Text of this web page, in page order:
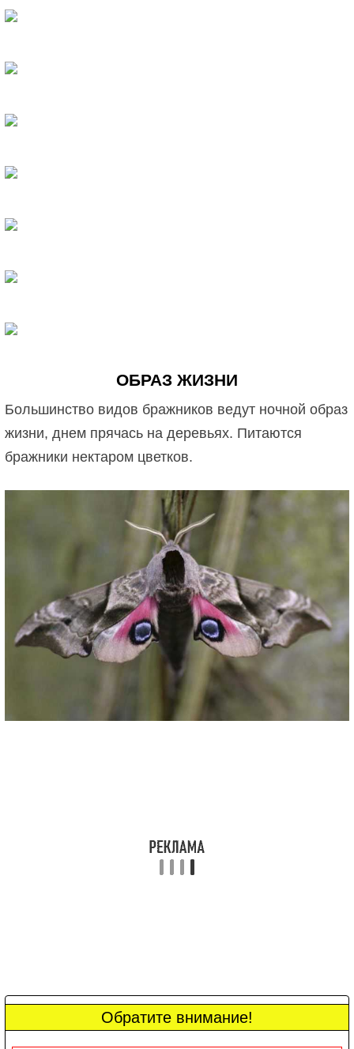
ОБРАЗ ЖИЗНИ
Большинство видов бражников ведут ночной образ
жизни, днем прячась на деревьях. Питаются
бражники нектаром цветков.
Обратите внимание!